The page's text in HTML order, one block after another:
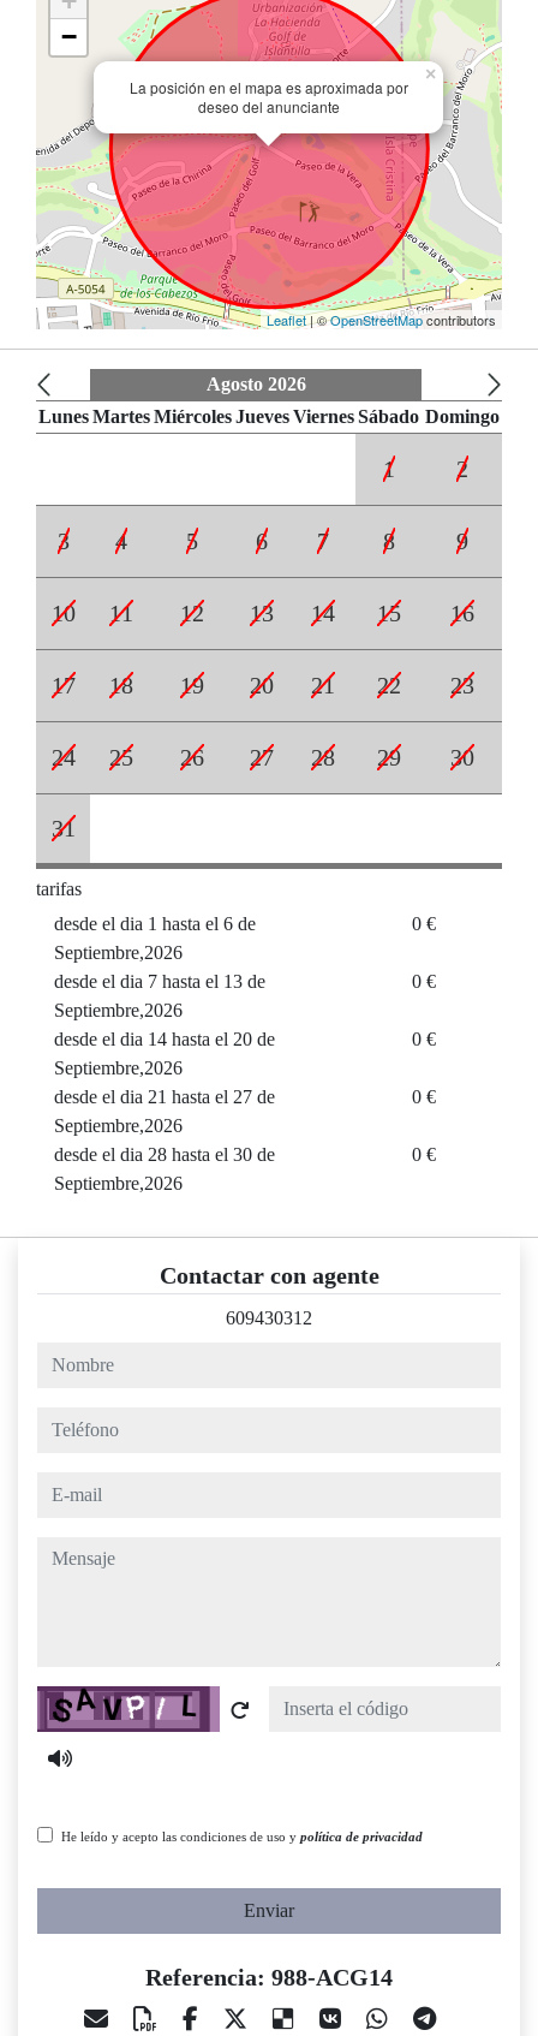
La posición en el mapa es aproximada por
deseo del anunciante
×
−
Leaflet| ©OpenStreetMapcontributors
Agosto 2026
Lunes Martes Miércoles Jueves Viernes Sábado Domingo
1 2
3 4 5 6 7 8 9
10 11 12 13 14 15 16
17 18 19 20 21 22 23
24 25 26 27 28 29 30
31
tarifas
desde el dia 1 hasta el 6 de
Septiembre,2026
0 €
desde el dia 7 hasta el 13 de
Septiembre,2026
0 €
desde el dia 14 hasta el 20 de
Septiembre,2026
0 €
desde el dia 21 hasta el 27 de
Septiembre,2026
0 €
desde el dia 28 hasta el 30 de
Septiembre,2026
0 €
Contactar con agente
609430312
nombre
teléfono
e-mail
mensaje
Captcha
He leído y acepto las condiciones de uso y política de privacidad
Enviar
Referencia: 988-ACG14